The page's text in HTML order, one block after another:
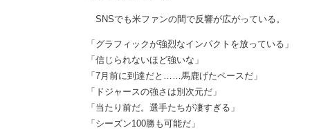
SNSでも米ファンの間で反響が広がっている。
「グラフィックが強烈なインパクトを放っている」
「信じられないほど強いな」
「7月前に到達だと……馬鹿げたペースだ」
「ドジャースの強さは別次元だ」
「当たり前だ。選手たちが凄すぎる」
「シーズン100勝も可能だ」